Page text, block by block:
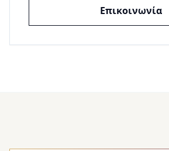
Επικοινωνία